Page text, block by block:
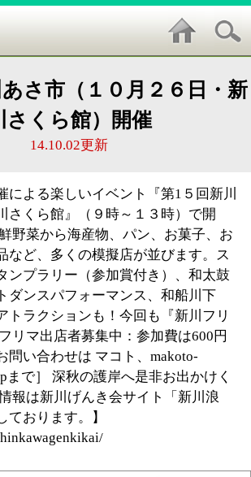
館）開催
更新
楽しいイベント『第1５回新川
』（９時～１３時）で開
リー（参加賞付き）、和太鼓
パフォーマンス、和船川下
ションも！今回も『新川フリ
店者募集中：参加費は600円
わせは マコト、makoto-
深秋の護岸へ是非お出かけく
川げんき会サイト「新川浪
ます。】